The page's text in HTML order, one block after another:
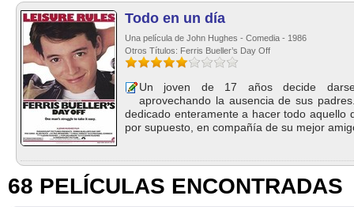
Todo en un día
Una película de John Hughes - Comedia - 1986
Otros Títulos: Ferris Bueller’s Day Off
Un joven de 17 años decide darse
aprovechando la ausencia de sus
dedicado enteramente a hacer todo aquello
por supuesto, en compañía de su mejor
68 PELÍCULAS ENCONTRADAS